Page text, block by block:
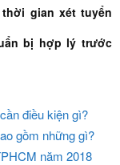
gian xét tuyển
bị hợp lý trước
điều kiện gì?
gồm những gì?
năm 2018